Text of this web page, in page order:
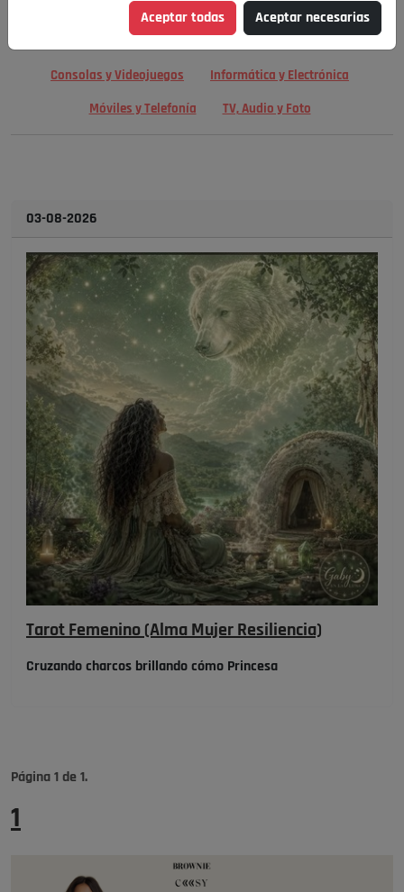
Cine, Libros y Música Coleccionismo
Consolas y Videojuegos Informática y Electrónica
Móviles y Telefonía TV, Audio y Foto
03-08-2026
Tarot Femenino (Alma Mujer Resiliencia)
Cruzando charcos brillando cómo Princesa
Página 1 de 1.
1
Aceptar todas Aceptar necesarias